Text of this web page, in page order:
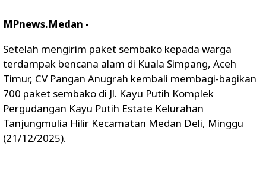
MPnews.Medan -
Setelah mengirim paket sembako kepada warga
terdampak bencana alam di Kuala Simpang, Aceh
Timur, CV Pangan Anugrah kembali membagi-bagikan
700 paket sembako di Jl. Kayu Putih Komplek
Pergudangan Kayu Putih Estate Kelurahan
Tanjungmulia Hilir Kecamatan Medan Deli, Minggu
(21/12/2025).